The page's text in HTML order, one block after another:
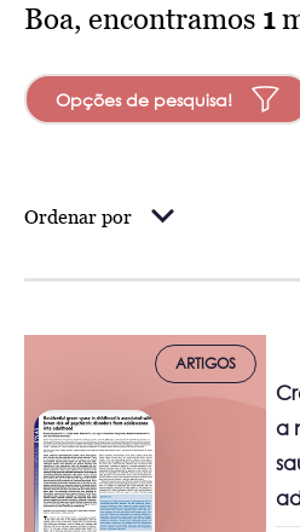
Boa, encontramos 1
Opções de pesquisa!
Ordenar por
ARTIGOS
a